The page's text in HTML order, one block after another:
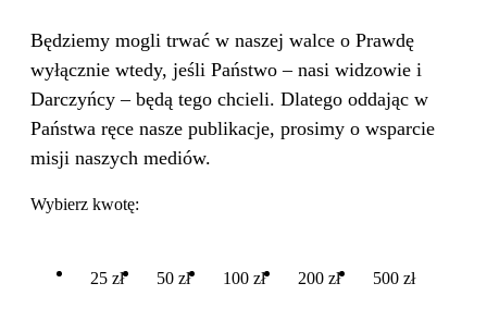
Będziemy mogli trwać w naszej walce o Prawdę
wyłącznie wtedy, jeśli Państwo – nasi widzowie i
Darczyńcy – będą tego chcieli. Dlatego oddając w
Państwa ręce nasze publikacje, prosimy o wsparcie
misji naszych mediów.
Wybierz kwotę:
25 zł 50 zł 100 zł 200 zł 500 zł